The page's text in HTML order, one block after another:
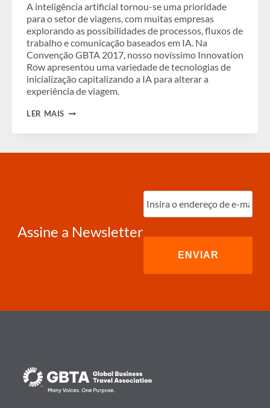
A inteligência artificial tornou-se uma prioridade
para o setor de viagens, com muitas empresas
explorando as possibilidades de processos, fluxos de
trabalho e comunicação baseados em IA. Na
Convenção GBTA 2017, nosso novíssimo Innovation
Row apresentou uma variedade de tecnologias de
inicialização capitalizando a IA para alterar a
experiência de viagem.
LER MAIS A
Assine a Newsletter
Digite
o
e-